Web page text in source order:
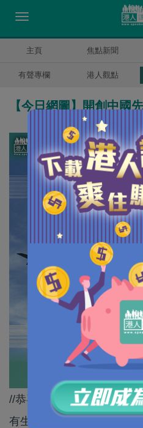
主頁 焦點新聞
有聲專欄 港人觀點
【今日網圖】開創中國
//恭喜中國成為繼美國、法
有生物航煤自主研發生產技